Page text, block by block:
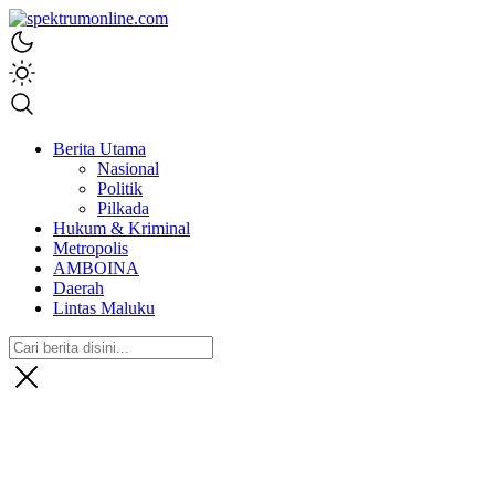
spektrumonline.com
Berita Utama
Nasional
Politik
Pilkada
Hukum & Kriminal
Metropolis
AMBOINA
Daerah
Lintas Maluku